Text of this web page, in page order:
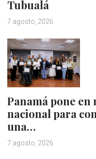
Tubualá
7 agosto, 2026
Panamá pone
nacional para
una…
7 agosto, 2026